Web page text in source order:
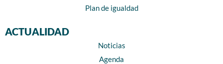
Plan de igualdad
ACTUALIDAD
Noticias
Agenda